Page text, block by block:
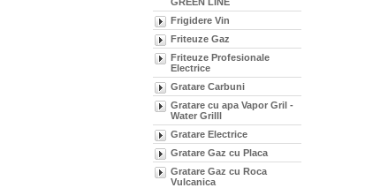
Frigidere Vin
Friteuze Gaz
Friteuze Profesionale
Electrice
Gratare Carbuni
Gratare cu apa Vapor Gril -
Water Grilll
Gratare Electrice
Gratare Gaz cu Placa
Gratare Gaz cu Roca
Vulcanica